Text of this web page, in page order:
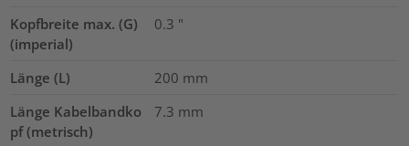
Kopfbreite max. (G)
(imperial)
0.3 "
Länge (L) 200 mm
Länge Kabelbandko
pf (metrisch)
7.3 mm